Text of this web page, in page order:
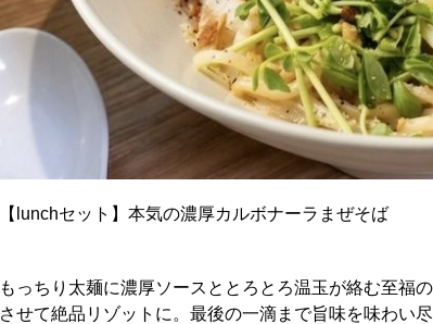
【lunchセット】本気の濃厚カルボナーラまぜそば
もっちり太麺に濃厚ソースととろとろ温玉が絡む至福
させて絶品リゾットに。最後の一滴まで旨味を味わい